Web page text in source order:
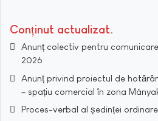
Conținut actualizat
Anunț colectiv pentru
2026
Anunț privind proiectul de
– spațiu comercial în zona
Proces-verbal al ședinței